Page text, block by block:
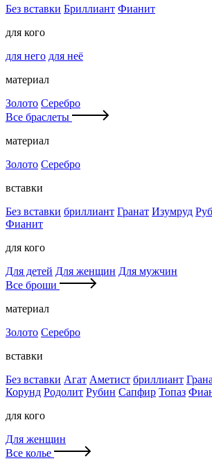
Без вставки Бриллиант Фианит
для кого
для него для неё
материал
Золото Серебро
Все браслеты
материал
Золото Серебро
вставки
Без вставки бриллиант Гранат Изумруд
Фианит
для кого
Для детей Для женщин Для мужчин
Все броши
материал
Золото Серебро
вставки
Без вставки Агат Аметист бриллиант
Корунд Родолит Рубин Сапфир Топаз
для кого
Для женщин
Все колье